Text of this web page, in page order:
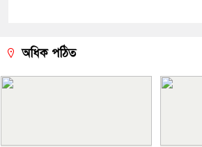
অধিক পঠিত